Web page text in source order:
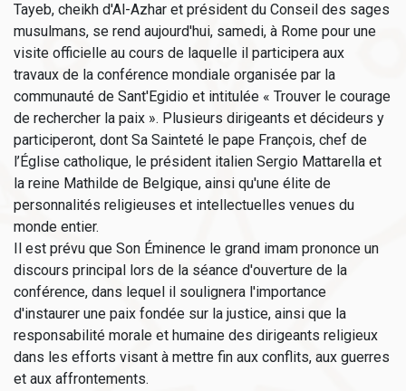
Tayeb, cheikh d'Al-Azhar et président du Conseil des sages
musulmans, se rend aujourd'hui, samedi, à Rome pour une
visite officielle au cours de laquelle il participera aux
travaux de la conférence mondiale organisée par la
communauté de Sant'Egidio et intitulée « Trouver le courage
de rechercher la paix ». Plusieurs dirigeants et décideurs y
participeront, dont Sa Sainteté le pape François, chef de
l’Église catholique, le président italien Sergio Mattarella et
la reine Mathilde de Belgique, ainsi qu'une élite de
personnalités religieuses et intellectuelles venues du
monde entier.
Il est prévu que Son Éminence le grand imam prononce un
discours principal lors de la séance d'ouverture de la
conférence, dans lequel il soulignera l'importance
d'instaurer une paix fondée sur la justice, ainsi que la
responsabilité morale et humaine des dirigeants religieux
dans les efforts visant à mettre fin aux conflits, aux guerres
et aux affrontements.